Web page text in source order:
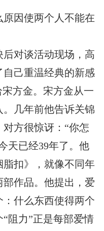
因使两个人不能在
对谈活动现场，高
己重温经典的新感
方金。宋方金从一
几年前他告诉关锦
方很惊讶：“你怎
天已经39年了。他
扣》，就像不同年
作品。他提出，爱
什么东西使得两个
阻力”正是每部爱情